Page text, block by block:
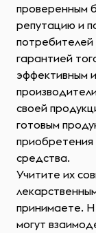
проверенным
репутацию и
потребителей
гарантией
эффективным
своей
готовым
приобретения
средства.
Учитите их
принимаете.
могут